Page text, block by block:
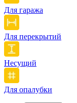
Для гаража
Для перекрытий
Несущий
Для опалубки